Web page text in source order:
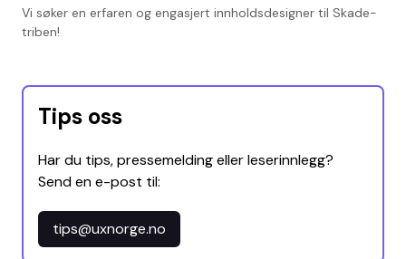
Vi søker en erfaren og engasjert innholdsdesigner til Skade-
triben!
Tips oss
Har du tips, pressemelding eller leserinnlegg?
Send en e-post til:
tips@uxnorge.no